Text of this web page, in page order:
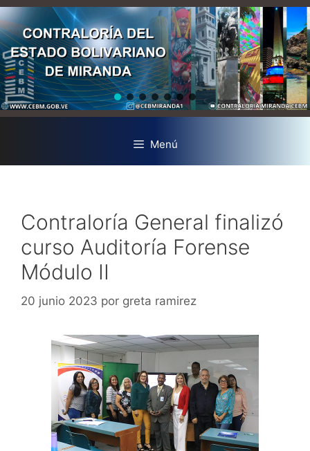
Menú
Contraloría General finalizó
curso Auditoría Forense
Módulo II
20 junio 2023 por greta ramirez